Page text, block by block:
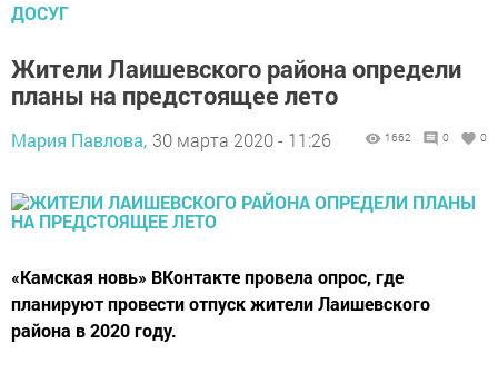
ДОСУГ
Жители Лаишевского района определи
планы на предстоящее лето
Мария Павлова, 30 марта 2020 - 11:26 1662 0 0
«Камская новь» ВКонтакте провела опрос, где
планируют провести отпуск жители Лаишевского
района в 2020 году.